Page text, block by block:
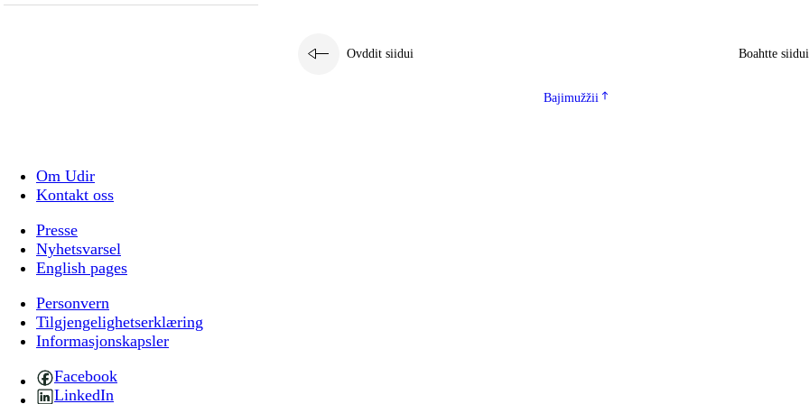
Ovddit siidui Boahtte siidui
Bajimužžii
Om Udir
Kontakt oss
Presse
Nyhetsvarsel
English pages
Personvern
Tilgjengelighetserklæring
Informasjonskapsler
Facebook
LinkedIn